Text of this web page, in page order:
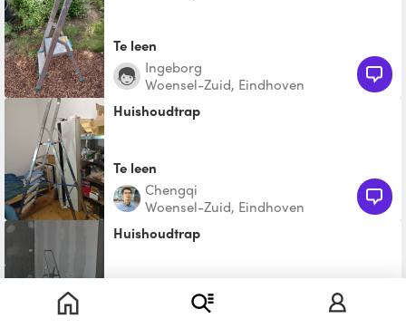
Te leen
Ingeborg
Woensel-Zuid, Eindhoven
Huishoudtrap
Te leen
Chengqi
Woensel-Zuid, Eindhoven
Huishoudtrap